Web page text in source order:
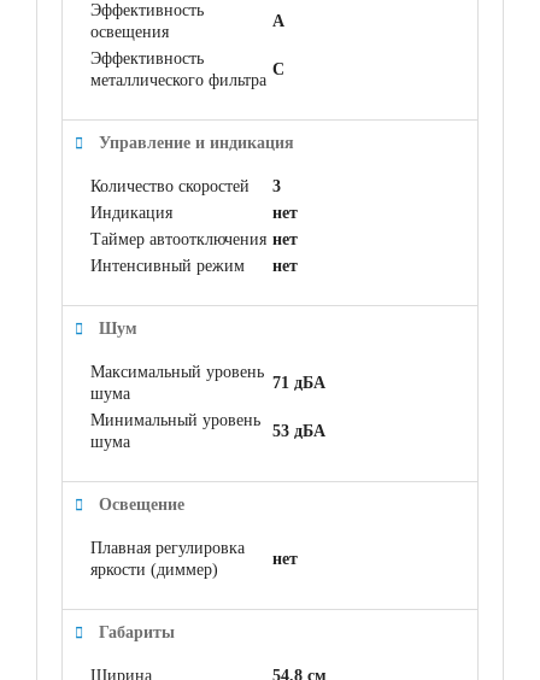
Эффективность
освещения
A
Эффективность
металлического фильтра
C
Управление и индикация
Количество скоростей
3
Индикация
нет
Таймер автоотключения нет
Интенсивный режим
нет
Шум
Максимальный уровень
шума
71 дБА
Минимальный уровень
шума
53 дБА
Освещение
Плавная регулировка
яркости (диммер)
нет
Габариты
Ширина
54.8 см